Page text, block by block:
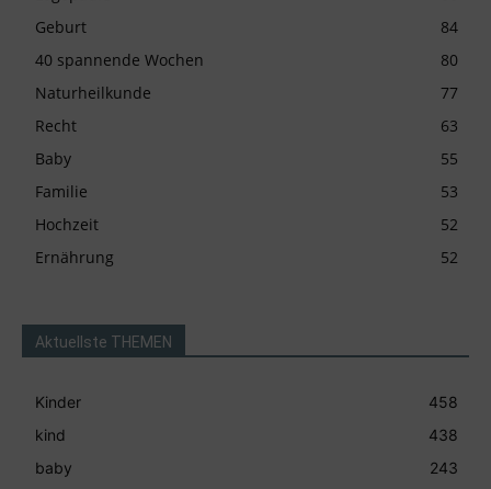
Geburt
84
40 spannende Wochen
80
Naturheilkunde
77
Recht
63
Baby
55
Familie
53
Hochzeit
52
Ernährung
52
Aktuellste THEMEN
Kinder
458
kind
438
baby
243